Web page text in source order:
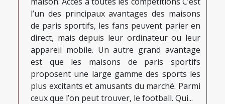
l’un des principaux avantages des maisons
de paris sportifs, les fans peuvent parier en
direct, mais depuis leur ordinateur ou leur
appareil mobile. Un autre grand avantage
est que les maisons de paris sportifs
proposent une large gamme des sports les
plus excitants et amusants du marché. Parmi
ceux que l’on peut trouver, le football. Qui...